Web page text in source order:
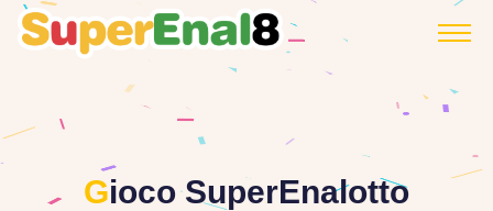
Gioco SuperEnalotto